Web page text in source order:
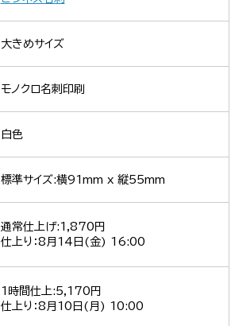
大きめサイズ
モノクロ名刺印刷
白色
標準サイズ:横91mm x 縦55mm
通常仕上げ:1,870円
仕上り：8月14日(金) 16:00
1時間仕上:5,170円
仕上り：8月10日(月) 10:00